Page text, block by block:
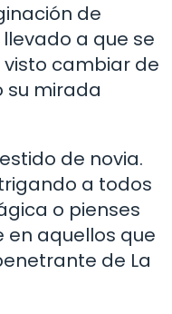
de
a que se
cambiar de
su mirada
de novia.
a todos
o pienses
en aquellos que
de La